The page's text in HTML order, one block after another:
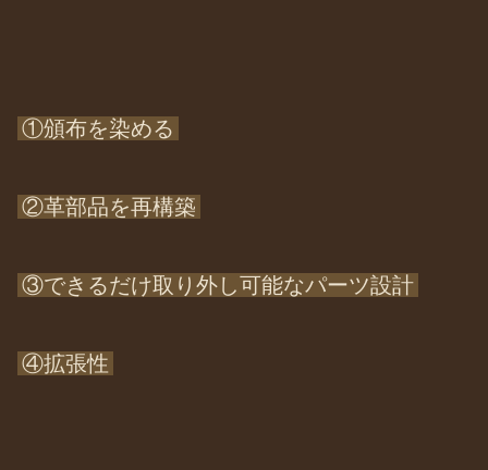
①頒布を染める
②革部品を再構築
③できるだけ取り外し可能なパーツ設計
④拡張性